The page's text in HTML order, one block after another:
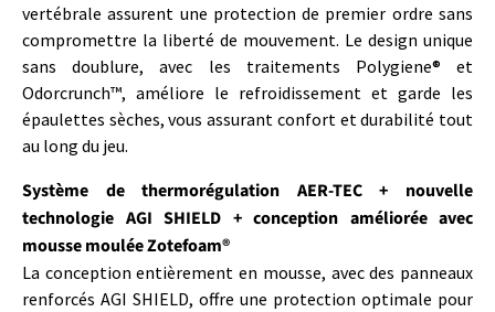
vertébrale assurent une protection de premier ordre sans
compromettre la liberté de mouvement. Le design unique
sans doublure, avec les traitements Polygiene® et
Odorcrunch™, améliore le refroidissement et garde les
épaulettes sèches, vous assurant confort et durabilité tout
au long du jeu.
Système de thermorégulation AER-TEC + nouvelle
technologie AGI SHIELD + conception améliorée avec
mousse moulée Zotefoam®
La conception entièrement en mousse, avec des panneaux
renforcés AGI SHIELD, offre une protection optimale pour